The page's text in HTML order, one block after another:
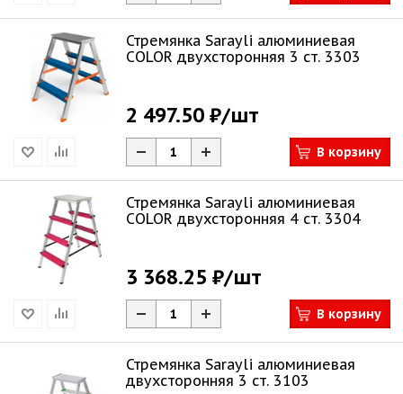
Стремянка Sarayli алюминиевая
COLOR двухсторонняя 3 ст. 3303
2 497.50 ₽/шт
В корзину
Стремянка Sarayli алюминиевая
COLOR двухсторонняя 4 ст. 3304
3 368.25 ₽/шт
В корзину
Стремянка Sarayli алюминиевая
двухсторонняя 3 ст. 3103